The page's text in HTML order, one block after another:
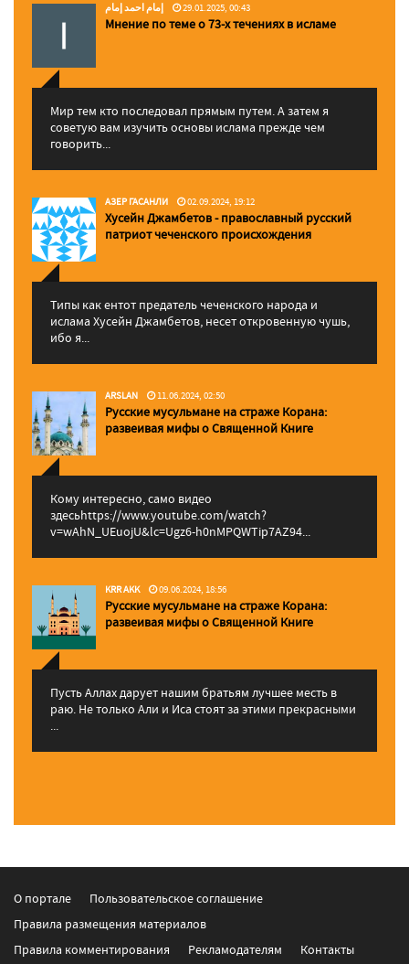
إمام احمد إمام 29.01.2025, 00:43
Мнение по теме о 73-х течениях в исламе
Мир тем кто последовал прямым путем. А затем я
советую вам изучить основы ислама прежде чем
говорить...
АЗЕР ГАСАНЛИ 02.09.2024, 19:12
Хусейн Джамбетов - православный русский
патриот чеченского происхождения
Типы как ентот предатель чеченского народа и
ислама Хусейн Джамбетов, несет откровенную чушь,
ибо я...
ARSLAN 11.06.2024, 02:50
Русские мусульмане на страже Корана:
pазвеивая мифы о Священной Книге
Кому интересно, само видео
здесьhttps://www.youtube.com/watch?
v=wAhN_UEuojU&lc=Ugz6-h0nMPQWTip7AZ94...
KRR AKK 09.06.2024, 18:56
Русские мусульмане на страже Корана:
pазвеивая мифы о Священной Книге
Пусть Аллах дарует нашим братьям лучшее месть в
раю. Не только Али и Иса стоят за этими прекрасными
...
О портале
Пользовательское соглашение
Правила размещения материалов
Правила комментирования
Рекламодателям Контакты